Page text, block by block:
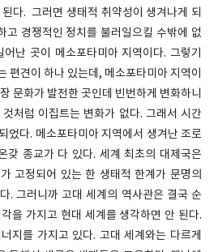
다. 그러면 생태적 취약성이 생겨나게 되
고 경쟁적인 정치를 불러일으킬 수밖에 없
난 곳이 메소포타미아 지역이다. 그렇기
편견이 하나 있는데, 메소포타미아 지역이
문화가 발전한 곳인데 빈번하게 변화하니
처럼 이집트는 변화가 없다. 그래서 시간
었다. 메소포타미아 지역에서 생겨난 조로
갖 종교가 다 있다. 세계 최초의 대제국은
고정되어 있는 한 생태적 한계가 문명의
. 그러니까 고대 세계의 역사관은 결국 순
을 가지고 현대 세계를 생각하면 안 된다.
지를 가지고 있다. 고대 세계와는 다르게